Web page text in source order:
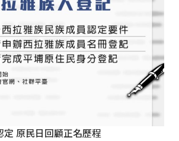
原民日回顧正名歷程